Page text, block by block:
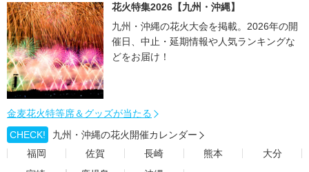
花火特集2026【九州・沖縄】
九州・沖縄の花火大会を掲載。2026年の開
催日、中止・延期情報や人気ランキングな
どをお届け！
金麦花火特等席＆グッズが当たる
CHECK!
九州・沖縄の花火開催カレンダー
福岡
佐賀 長崎 熊本
大分